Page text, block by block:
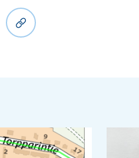
Kopioi linkki leikepöydälle